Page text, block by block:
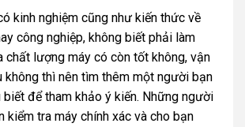
kinh nghiệm cũng như kiến thức về
công nghiệp, không biết phải làm
chất lượng máy có còn tốt không, vận
không thì nên tìm thêm một người bạn
biết để tham khảo ý kiến. Những người
kiểm tra máy chính xác và cho bạn